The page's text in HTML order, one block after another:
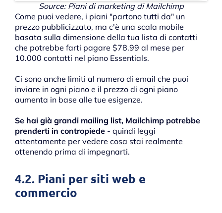
Source: Piani di marketing di Mailchimp
Come puoi vedere, i piani "partono tutti da" un
prezzo pubblicizzato, ma c'è una scala mobile
basata sulla dimensione della tua lista di contatti
che potrebbe farti pagare $78.99 al mese per
10.000 contatti nel piano Essentials.
Ci sono anche limiti al numero di email che puoi
inviare in ogni piano e il prezzo di ogni piano
aumenta in base alle tue esigenze.
Se hai già grandi mailing list, Mailchimp potrebbe
prenderti in contropiede - quindi leggi
attentamente per vedere cosa stai realmente
ottenendo prima di impegnarti.
4.2. Piani per siti web e
commercio